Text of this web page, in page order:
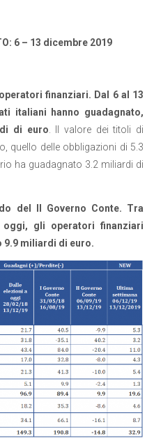
6 – 13 dicembre 2019
finanziari. Dal 6 al 13
italiani hanno guadagnato,
di euro. Il valore dei titoli di
quello delle obbligazioni di 5.3
ha guadagnato 3.2 miliardi di
del II Governo Conte. Tra
oggi, gli operatori finanziari
9.9 miliardi di euro.